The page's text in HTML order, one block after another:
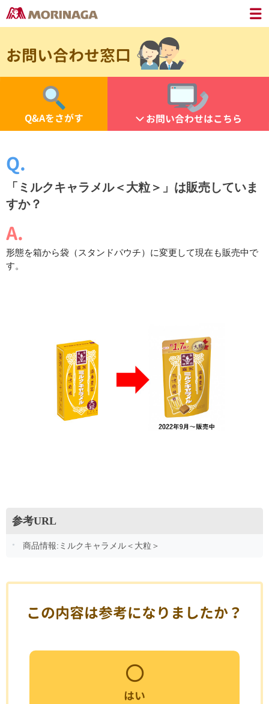
お問い合わせ窓口
Q&Aをさがす お問い合わせはこちら
「ミルクキャラメル＜大粒＞」は販売していま
すか？
形態を箱から袋（スタンドパウチ）に変更して現在も販売中で
す。
参考URL
商品情報:ミルクキャラメル＜大粒＞
この内容は参考になりましたか？
はい